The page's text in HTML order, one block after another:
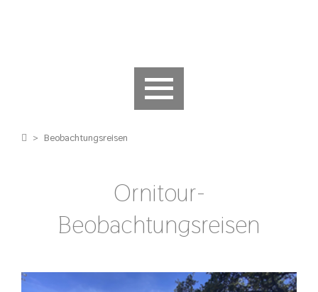
> Beobachtungsreisen
Ornitour-
Beobachtungsreisen